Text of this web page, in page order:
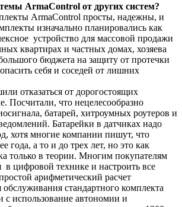
ArmaControl от других систем?
ArmaControl просты, надежны, и
изначально планировались как
устройство для массовой продажи
квартирах и частных домах, хозяева
бюджета на защиту от протечки
себя и соседей от лишних
отказаться от дорогостоящих
Посчитали, что нецелесообразно
батарей, хитроумных роутеров и
Батарейки в датчиках надо
хотя многие компании пишут, что
года, а то и до трех лет, но это как
только в теории. Многим покупателям
в цифровой технике и настроить все
арифметический расчет
обслуживания стандартного комплекта
с использование автономии и